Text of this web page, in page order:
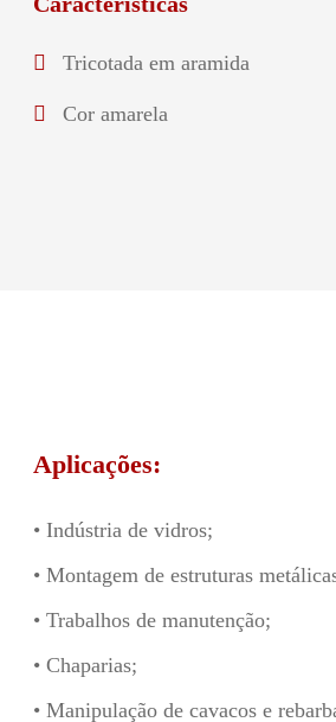
Tricotada em aramida
Cor amarela
Aplicações:
• Indústria de vidros;
• Montagem de estruturas
• Trabalhos de manutenção;
• Chaparias;
• Manipulação de cavacos e